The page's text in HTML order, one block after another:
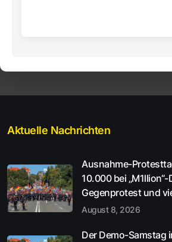
Aktuelle Nachrichten
Ausnahme-
10.000 bei
Gegenprotest und
August 8, 2026
Der Demo-Samstag